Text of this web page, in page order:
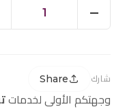
1
شارك Share
وجهتكم الأولى لخدمات